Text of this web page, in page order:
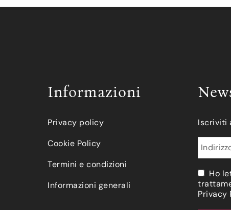
Informazioni
Privacy policy
Cookie Policy
Termini e condizioni
Informazioni generali
Iscriviti
Ho
Privacy